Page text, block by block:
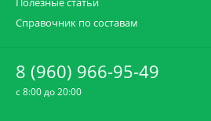
Справочник по составам
8 (960) 966-95-49
c 8:00 до 20:00